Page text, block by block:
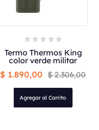
Termo Thermos King
color verde militar
$ 1.890,00 $ 2.306,00
Agregar al Carrito